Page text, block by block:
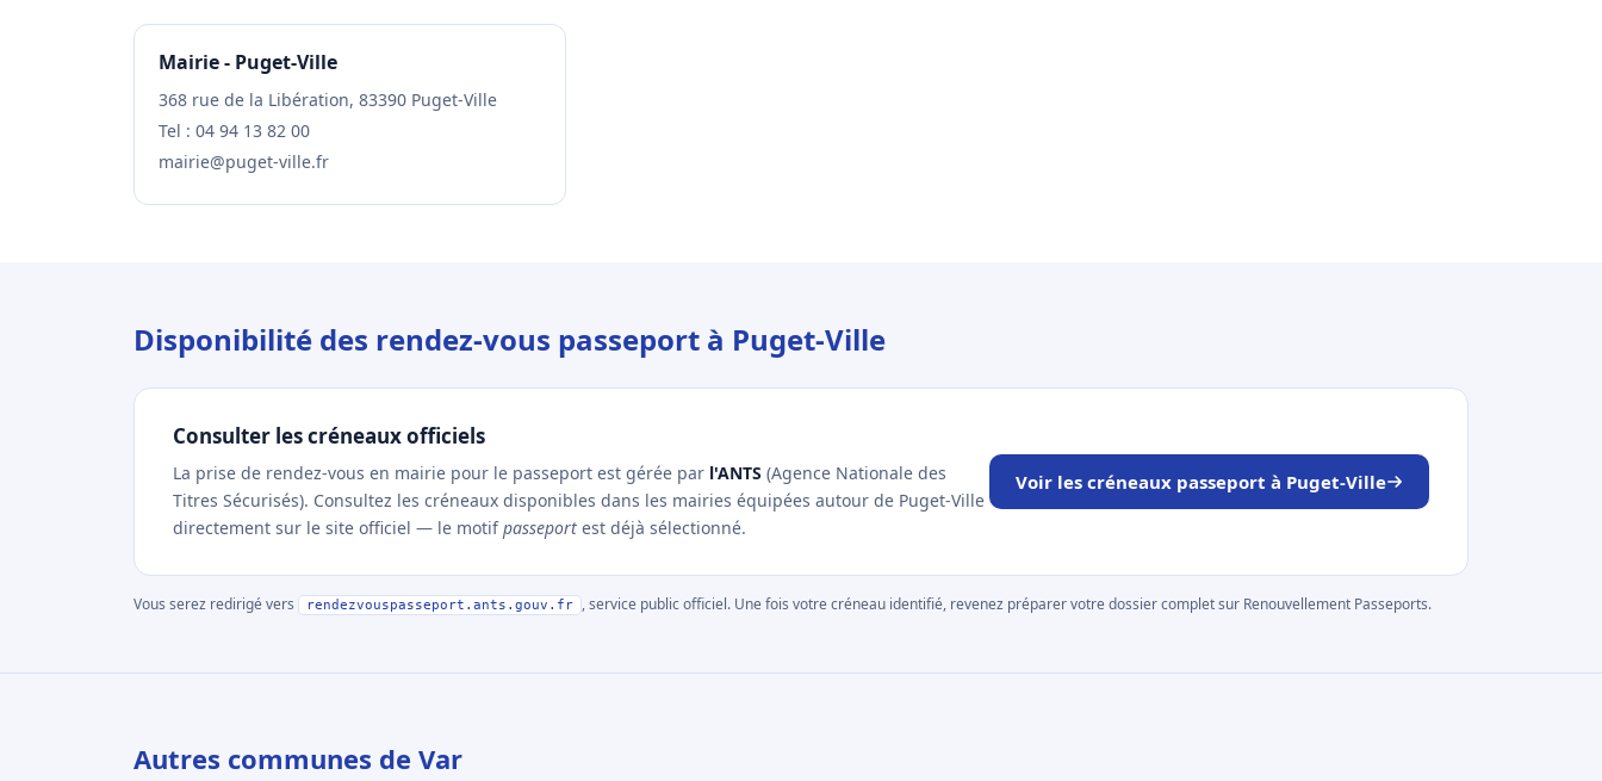
Mairie - Puget-Ville
368 rue de la Libération, 83390 Puget-Ville
Tel : 04 94 13 82 00
mairie@puget-ville.fr
Disponibilité des rendez-vous passeport à Puget-Ville
Consulter les créneaux officiels
La prise de rendez-vous en mairie pour le passeport est gérée par l'ANTS (Agence Nationale des
Titres Sécurisés). Consultez les créneaux disponibles dans les mairies équipées autour de Puget-Ville
directement sur le site officiel — le motifpasseport est déjà sélectionné.
Voir les créneaux passeport à Puget-Ville
Vous serez redirigé vers rendezvouspasseport.ants.gouv.fr , service public officiel. Une fois votre créneau identifié, revenez préparer votre dossier complet sur Renouvellement Passeports.
Autres communes de Var